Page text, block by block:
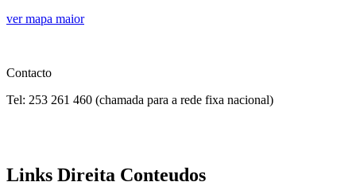
sjs.png
ver mapa maior
Contacto
Tel: 253 261 460 (chamada para a rede fixa nacional)
Links Direita Conteudos